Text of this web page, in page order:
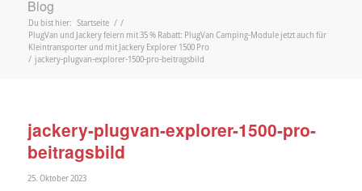
Blog
Du bist hier: Startseite / /
PlugVan und Jackery feiern mit 35 % Rabatt: PlugVan Camping-Module jetzt auch für
Kleintransporter und mit Jackery Explorer 1500 Pro
/ jackery-plugvan-explorer-1500-pro-beitragsbild
jackery-plugvan-explorer-1500-pro-
beitragsbild
25. Oktober 2023